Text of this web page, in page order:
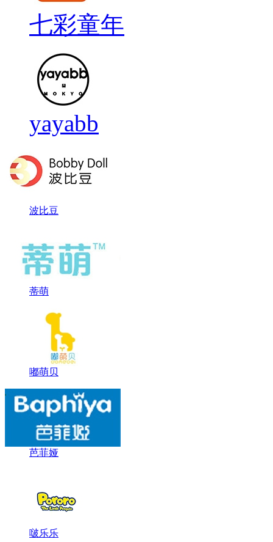
七彩童年
yayabb
波比豆
蒂萌
嘟萌贝
芭菲娅
啵乐乐